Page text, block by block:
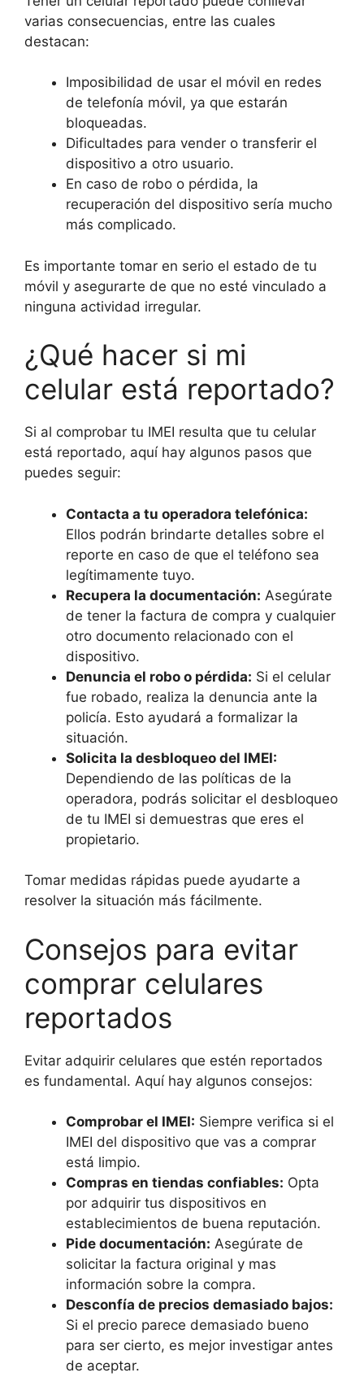
varias consecuencias, entre las cuales
destacan:
Imposibilidad de usar el móvil en redes
de telefonía móvil, ya que estarán
bloqueadas.
Dificultades para vender o transferir el
dispositivo a otro usuario.
En caso de robo o pérdida, la
recuperación del dispositivo sería mucho
más complicado.
Es importante tomar en serio el estado de tu
móvil y asegurarte de que no esté vinculado a
ninguna actividad irregular.
¿Qué hacer si mi
celular está reportado?
Si al comprobar tu IMEI resulta que tu celular
está reportado, aquí hay algunos pasos que
puedes seguir:
Contacta a tu operadora telefónica:
Ellos podrán brindarte detalles sobre el
reporte en caso de que el teléfono sea
legítimamente tuyo.
Recupera la documentación: Asegúrate
de tener la factura de compra y cualquier
otro documento relacionado con el
dispositivo.
Denuncia el robo o pérdida: Si el celular
fue robado, realiza la denuncia ante la
policía. Esto ayudará a formalizar la
situación.
Solicita la desbloqueo del IMEI:
Dependiendo de las políticas de la
operadora, podrás solicitar el desbloqueo
de tu IMEI si demuestras que eres el
propietario.
Tomar medidas rápidas puede ayudarte a
resolver la situación más fácilmente.
Consejos para evitar
comprar celulares
reportados
Evitar adquirir celulares que estén reportados
es fundamental. Aquí hay algunos consejos:
Comprobar el IMEI: Siempre verifica si el
IMEI del dispositivo que vas a comprar
está limpio.
Compras en tiendas confiables: Opta
por adquirir tus dispositivos en
establecimientos de buena reputación.
Pide documentación: Asegúrate de
solicitar la factura original y mas
información sobre la compra.
Desconfía de precios demasiado bajos:
Si el precio parece demasiado bueno
para ser cierto, es mejor investigar antes
de aceptar.